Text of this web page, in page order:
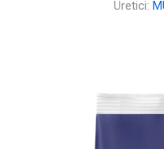
Üretici: